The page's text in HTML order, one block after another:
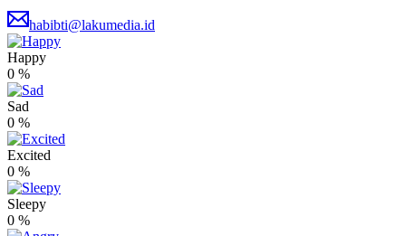
habibti@lakumedia.id
Happy
0 %
Sad
0 %
Excited
0 %
Sleepy
0 %